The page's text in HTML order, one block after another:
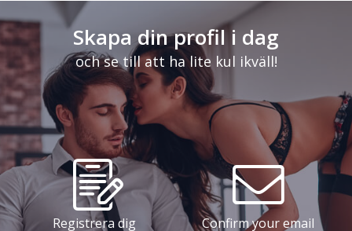
Skapa din profil i dag
och se till att ha lite kul ikväll!
Registrera dig Confirm your email